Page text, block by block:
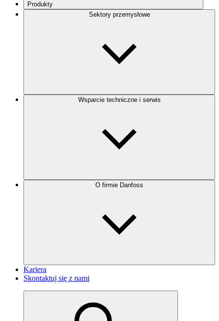
Produkty
Sektory przemysłowe
Wsparcie techniczne i serwis
O firmie Danfoss
Kariera
Skontaktuj się z nami